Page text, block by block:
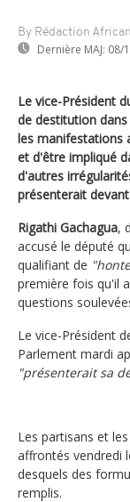
By Rédaction
Dernière MAJ: 08/
Le vice-Président
de destitution
les manifestations
et d'être impliqué
d'autres
présenterait
Rigathi Gachagua,
accusé le député
qualifiant de
première fois qu'il
questions
Le vice-Président
Parlement mardi
"présenterait sa
Les partisans et
affrontés vendredi
desquels des
remplis.